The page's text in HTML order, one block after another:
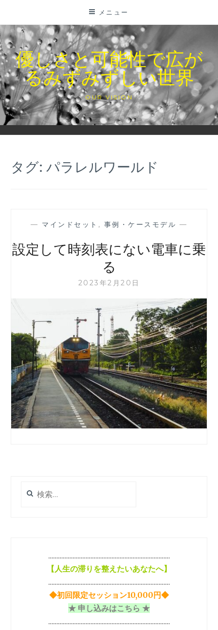
テ
ン
ツ
に
ス
キ
ッ
プ
メニュー
優しさと可能性で広が
るみずみずしい世界
OUR VISION
タグ:パラレルワールド
— マインドセット , 事例・ケースモデル —
設定して時刻表にない電車に乗
る
2023年2月20日
索:
…………………………………………………………………
【人生の滞りを整えたいあなたへ】
…………………………………………………………………
◆初回限定セッション10,000円◆
★ 申し込みはこちら ★
…………………………………………………………………